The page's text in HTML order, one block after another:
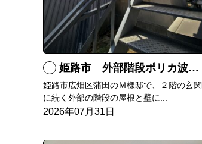
姫路市 外部階段ポリカ波板張替工事
姫路市広畑区蒲田のＭ様邸で、２階の玄関
に続く外部の階段の屋根と壁に...
2026年07月31日